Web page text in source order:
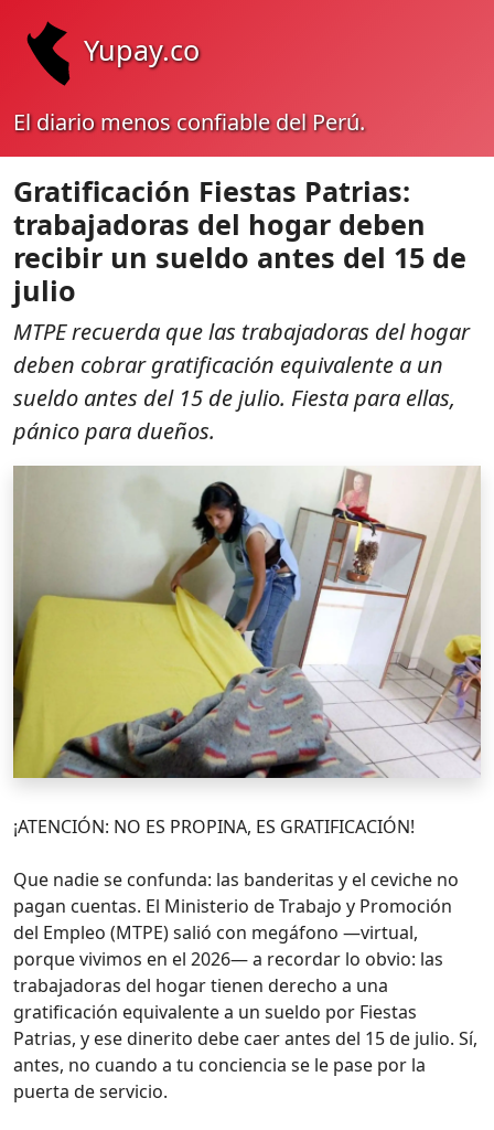
Yupay.co
El diario menos confiable del Perú.
Gratificación Fiestas Patrias:
trabajadoras del hogar deben
recibir un sueldo antes del 15 de
julio
MTPE recuerda que las trabajadoras del hogar
deben cobrar gratificación equivalente a un
sueldo antes del 15 de julio. Fiesta para ellas,
pánico para dueños.
¡ATENCIÓN: NO ES PROPINA, ES GRATIFICACIÓN!
Que nadie se confunda: las banderitas y el ceviche no
pagan cuentas. El Ministerio de Trabajo y Promoción
del Empleo (MTPE) salió con megáfono —virtual,
porque vivimos en el 2026— a recordar lo obvio: las
trabajadoras del hogar tienen derecho a una
gratificación equivalente a un sueldo por Fiestas
Patrias, y ese dinerito debe caer antes del 15 de julio. Sí,
antes, no cuando a tu conciencia se le pase por la
puerta de servicio.